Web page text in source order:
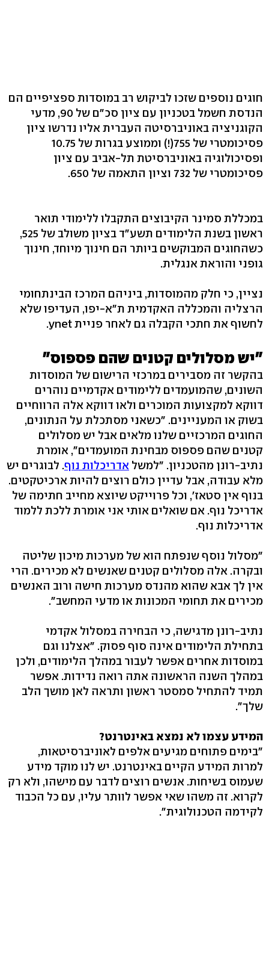
חוגים נוספים שזכו לביקוש רב במוסדות ספציפיים הם
הנדסת חשמל בטכניון עם ציון סכ"ם של 90, מדעי
הקוגניציה באוניברסיטה העברית אליו נדרשו ציון
פסיכומטרי של 755(!) וממוצע בגרות של 10.75
ופסיכולוגיה באוניברסיטת תל-אביב עם ציון
פסיכומטרי של 732 וציון התאמה של 650.
במכללת סמינר הקיבוצים התקבלו ללימודי תואר
ראשון בשנת הלימודים תשע"ד בציון משולב של 525,
כשהחוגים המבוקשים ביותר הם חינוך מיוחד, חינוך
גופני והוראת אנגלית.
נציין, כי חלק מהמוסדות, ביניהם המרכז הבינתחומי
הרצליה והמכללה האקדמית ת"א-יפו, העדיפו שלא
לחשוף את חתכי הקבלה גם לאחר פניית ynet.
"יש מסלולים קטנים שהם פספוס"
בהקשר זה מסבירים במרכזי הרישום של המוסדות
השונים, שהמועמדים ללימודים אקדמיים נוהרים
דווקא למקצועות המוכרים ולאו דווקא אלה הרווחיים
בשוק או המעניינים. "כשאני מסתכלת על הנתונים,
החוגים המרכזיים שלנו מלאים אבל יש מסלולים
קטנים שהם פספוס מבחינת המועמדים", אומרת
נתיב-רונן מהטכניון. "למשל אדריכלות נוף. לבוגרים יש
מלא עבודה, אבל עדיין כולם רוצים להיות ארכיטקטים.
בנוף אין סטאז', וכל פרוייקט שיוצא מחייב חתימה של
אדריכל נוף. אם שואלים אותי אני אומרת ללכת ללמוד
אדריכלות נוף.
"מסלול נוסף שנפתח הוא של מערכות מיכון שליטה
ובקרה. אלה מסלולים קטנים שאנשים לא מכירים. הרי
אין לך אבא שהוא מהנדס מערכות חישה ורוב האנשים
מכירים את תחומי המכונות או מדעי המחשב".
נתיב-רונן מדגישה, כי הבחירה במסלול אקדמי
בתחילת הלימודים אינה סוף פסוק. "אצלנו וגם
במוסדות אחרים אפשר לעבור במהלך הלימודים, ולכן
במהלך השנה הראשונה אתה רואה נדידות. אפשר
תמיד להתחיל סמסטר ראשון ותראה לאן מושך הלב
שלך".
המידע עצמו לא נמצא באינטרנט?
"בימים פתוחים מגיעים אלפים לאוניברסיטאות,
למרות המידע הקיים באינטרנט. יש לנו מוקד מידע
שעמוס בשיחות. אנשים רוצים לדבר עם מישהו, ולא רק
לקרוא. זה משהו שאי אפשר לוותר עליו, עם כל הכבוד
לקידמה הטכנולוגית".